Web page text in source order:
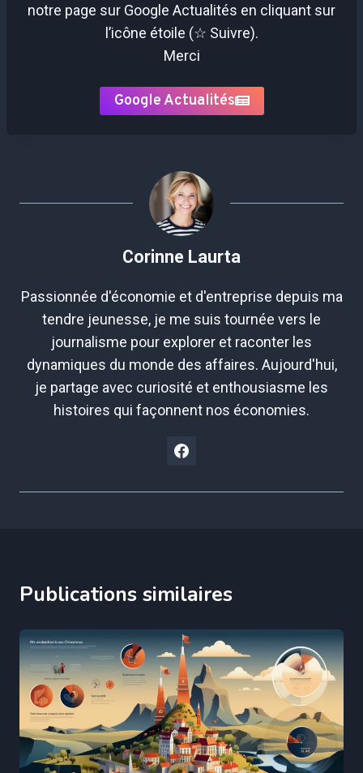
notre page sur Google Actualités en cliquant sur
l’icône étoile (☆ Suivre).
Merci
Google Actualités
Corinne Laurta
Passionnée d'économie et d'entreprise depuis ma
tendre jeunesse, je me suis tournée vers le
journalisme pour explorer et raconter les
dynamiques du monde des affaires. Aujourd'hui,
je partage avec curiosité et enthousiasme les
histoires qui façonnent nos économies.
Publications similaires